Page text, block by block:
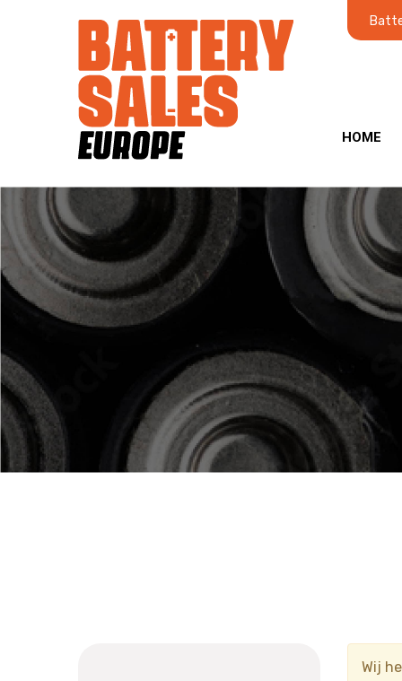
HOME
Wij